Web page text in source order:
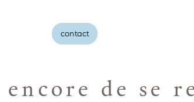
contact
de se